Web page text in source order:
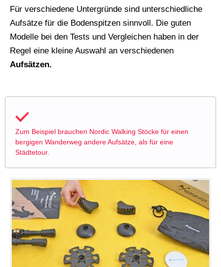
Für verschiedene Untergründe sind unterschiedliche
Aufsätze für die Bodenspitzen sinnvoll. Die guten
Modelle bei den Tests und Vergleichen haben in der
Regel eine kleine Auswahl an verschiedenen
Aufsätzen.
Zum Beispiel brauchen Nordic Walking Stöcke für einen
bergigen Wanderweg andere Aufsätze, als für eine
Städtetour.